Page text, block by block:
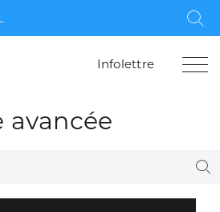
Infolettre
avancée